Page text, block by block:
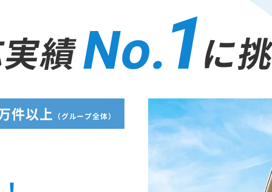
績No.1に
件以上 （グループ全体）